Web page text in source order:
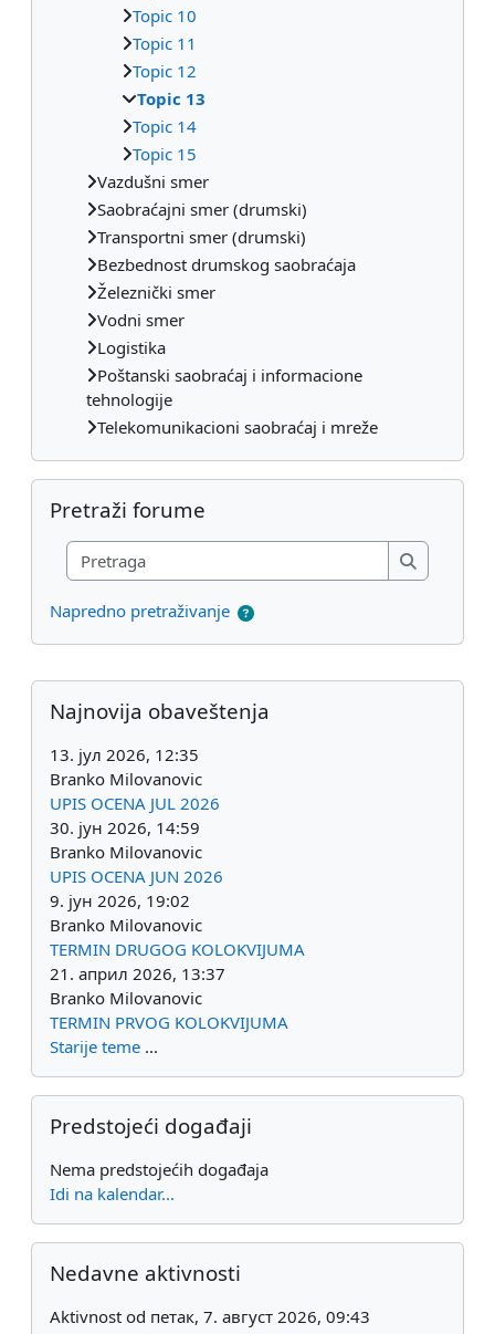
Topic 10
Topic 11
Topic 12
Topic 13
Topic 14
Topic 15
Vazdušni smer
Saobraćajni smer (drumski)
Transportni smer (drumski)
Bezbednost drumskog saobraćaja
Železnički smer
Vodni smer
Logistika
Poštanski saobraćaj i informacione
tehnologije
Telekomunikacioni saobraćaj i mreže
Preskoči Pretraži forume
Pretraži forume
Pretraga
Pretraga
Napredno pretraživanje
Dodatni blokovi
Preskoči Najnovija obaveštenja
Najnovija obaveštenja
13. јул 2026, 12:35
Branko Milovanovic
UPIS OCENA JUL 2026
30. јун 2026, 14:59
Branko Milovanovic
UPIS OCENA JUN 2026
9. јун 2026, 19:02
Branko Milovanovic
TERMIN DRUGOG KOLOKVIJUMA
21. април 2026, 13:37
Branko Milovanovic
TERMIN PRVOG KOLOKVIJUMA
Starije teme ...
Preskoči Predstojeći događaji
Predstojeći događaji
Nema predstojećih događaja
Idi na kalendar...
Preskoči Nedavne aktivnosti
Nedavne aktivnosti
Aktivnost od петак, 7. август 2026, 09:43